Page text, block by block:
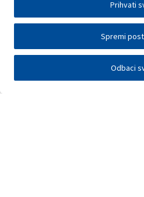
Odbaci
Spremi
Prihvati